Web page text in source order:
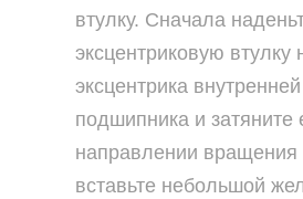
втулку. Сначала
эксцентриковую втулку
эксцентрика
подшипника и затяните
направлении вращения
вставьте небольшой